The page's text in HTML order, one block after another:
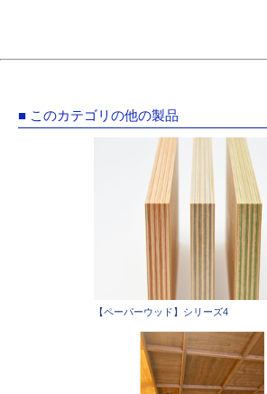
■ このカテゴリの他の製品
【ペーパーウッド】シリーズ4